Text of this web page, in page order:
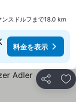
スドルフまで18.0 km
料金を表示
シェア お